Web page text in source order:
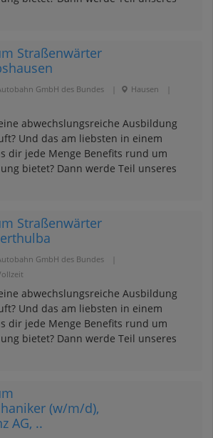
Straßenwärter
GmbH des Bundes Hausen
abwechslungsreiche Ausbildung
Und das am liebsten in einem
dir jede Menge Benefits rund um
bietet? Dann werde Teil unseres
Straßenwärter
GmbH des Bundes
abwechslungsreiche Ausbildung
Und das am liebsten in einem
dir jede Menge Benefits rund um
bietet? Dann werde Teil unseres
(w/m/d),
AG, ..